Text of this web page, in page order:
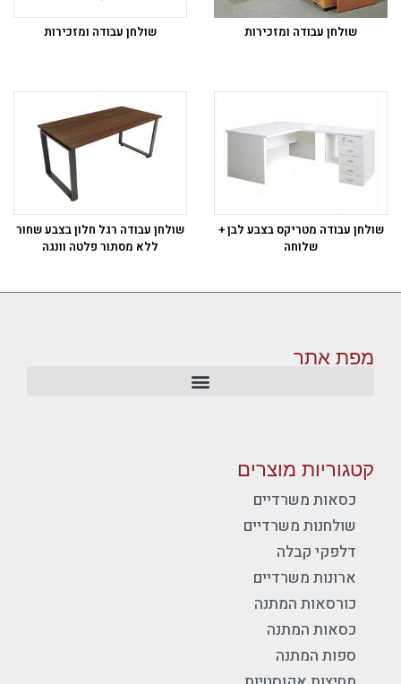
שולחן עבודה ומזכירות שולחן עבודה ומזכירות
שולחן עבודה מטריקס בצבע לבן +
שלוחה
שולחן עבודה רגל חלון בצבע שחור
ללא מסתור פלטה וונגה
מפת אתר
קטגוריות מוצרים
כסאות משרדיים
שולחנות משרדיים
דלפקי קבלה
ארונות משרדיים
כורסאות המתנה
כסאות המתנה
ספות המתנה